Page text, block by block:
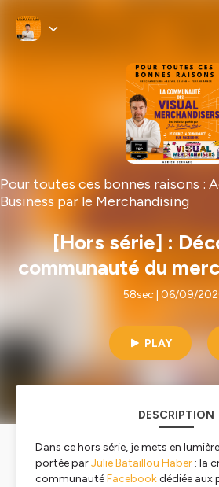
Pour toutes ces bonnes raisons :
Business par le Merchandising
[Hors série] :
communauté du
du visuel58sec | 06/09/
PLAY
DESCRIPTION
Dans ce hors série, je mets en
portée parJulie Bataillou Haber : la
communautéFacebookdédiée aux